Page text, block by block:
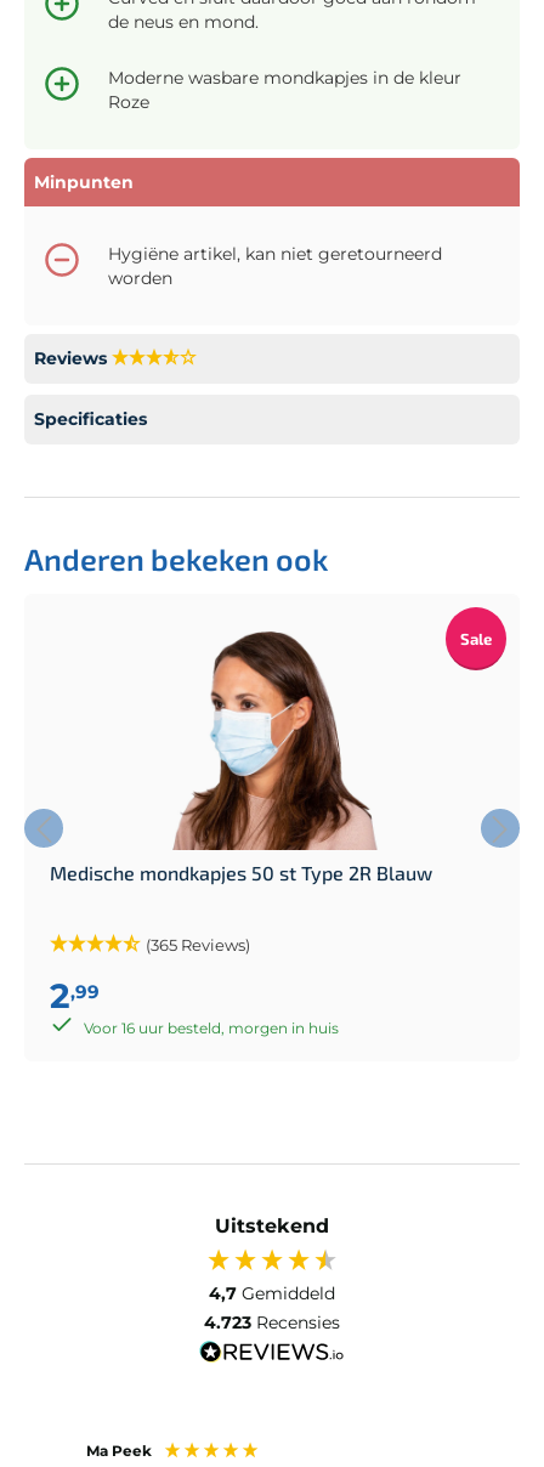
de neus en mond.
Moderne wasbare mondkapjes in de kleur
Roze
Minpunten
Hygiëne artikel, kan niet geretourneerd
worden
Reviews
Specificaties
Anderen bekeken ook
Sale
Medische mondkapjes 50 st Type 2R Blauw
(365 Reviews)
2,99
Voor 16 uur besteld, morgen in huis
Uitstekend
4,7 Gemiddeld
4.723 Recensies
Ma Peek